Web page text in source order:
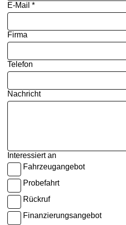
E-Mail *
Firma
Telefon
Nachricht
Interessiert an
Fahrzeugangebot
Probefahrt
Rückruf
Finanzierungsangebot